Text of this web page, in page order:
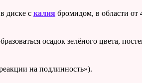
диске с калия бромидом, в области от
осадок зелёного цвета,
на подлинность»).